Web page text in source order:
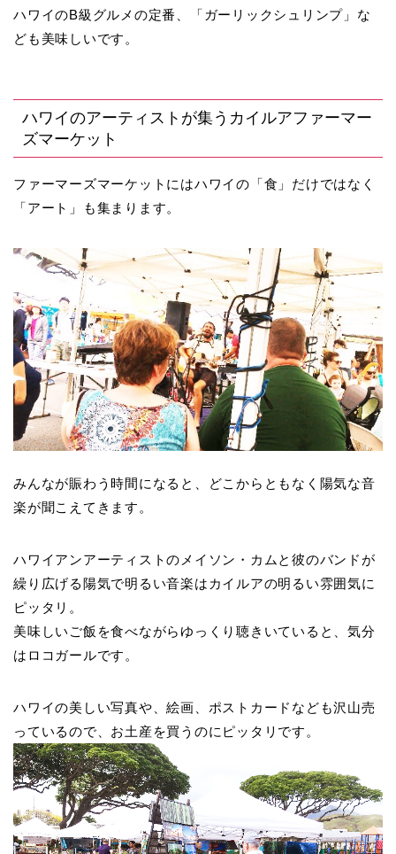
ハワイのB級グルメの定番、「ガーリックシュリンプ」な
ども美味しいです。
ハワイのアーティストが集うカイルアファーマー
ズマーケット
ファーマーズマーケットにはハワイの「食」だけではなく
「アート」も集まります。
みんなが賑わう時間になると、どこからともなく陽気な音
楽が聞こえてきます。
ハワイアンアーティストのメイソン・カムと彼のバンドが
繰り広げる陽気で明るい音楽はカイルアの明るい雰囲気に
ピッタリ。
美味しいご飯を食べながらゆっくり聴きいていると、気分
はロコガールです。
ハワイの美しい写真や、絵画、ポストカードなども沢山売
っているので、お土産を買うのにピッタリです。